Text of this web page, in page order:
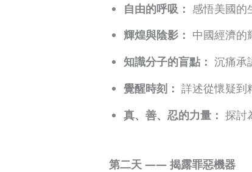
自由的呼吸： 感悟美國的
輝煌與陰影： 中國經濟
知識分子的盲點： 沉痛承
覺醒時刻： 詳述從懷疑到
真、善、忍的力量： 探討
第二天 —— 揭露罪惡機器